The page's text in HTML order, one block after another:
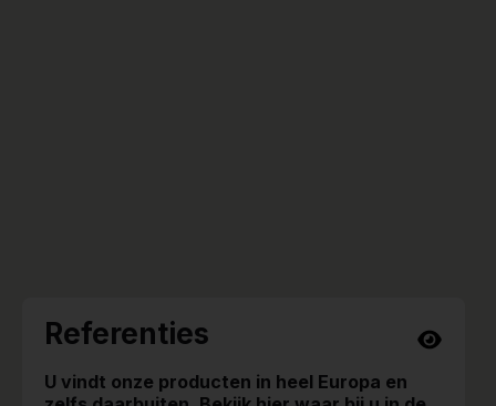
Referenties
U vindt onze producten in heel Europa en